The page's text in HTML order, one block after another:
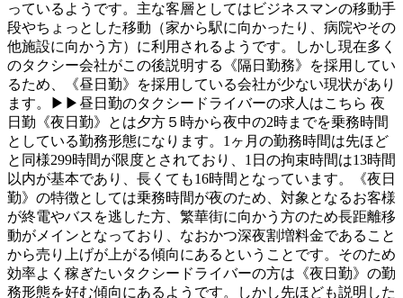
っているようです。主な客層としてはビジネスマンの移動手
段やちょっとした移動（家から駅に向かったり、病院やその
他施設に向かう方）に利用されるようです。しかし現在多く
のタクシー会社がこの後説明する《隔日勤務》を採用してい
るため、《昼日勤》を採用している会社が少ない現状があり
ます。▶▶昼日勤のタクシードライバーの求人はこちら 夜
日勤《夜日勤》とは夕方５時から夜中の2時までを乗務時間
としている勤務形態になります。1ヶ月の勤務時間は先ほど
と同様299時間が限度とされており、1日の拘束時間は13時間
以内が基本であり、長くても16時間となっています。《夜日
勤》の特徴としては乗務時間が夜のため、対象となるお客様
が終電やバスを逃した方、繁華街に向かう方のため長距離移
動がメインとなっており、なおかつ深夜割増料金であること
から売り上げが上がる傾向にあるということです。そのため
効率よく稼ぎたいタクシードライバーの方は《夜日勤》の勤
務形態を好む傾向にあるようです。しかし先ほども説明した